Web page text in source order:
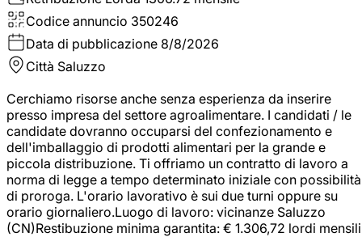
Codice annuncio 350246
Data di pubblicazione 8/8/2026
Città Saluzzo
Cerchiamo risorse anche senza esperienza da inserire
presso impresa del settore agroalimentare. I candidati / le
candidate dovranno occuparsi del confezionamento e
dell'imballaggio di prodotti alimentari per la grande e
piccola distribuzione. Ti offriamo un contratto di lavoro a
norma di legge a tempo determinato iniziale con possibilità
di proroga. L'orario lavorativo è sui due turni oppure su
orario giornaliero.Luogo di lavoro: vicinanze Saluzzo
(CN)Restibuzione minima garantita: € 1.306,72 lordi mensili